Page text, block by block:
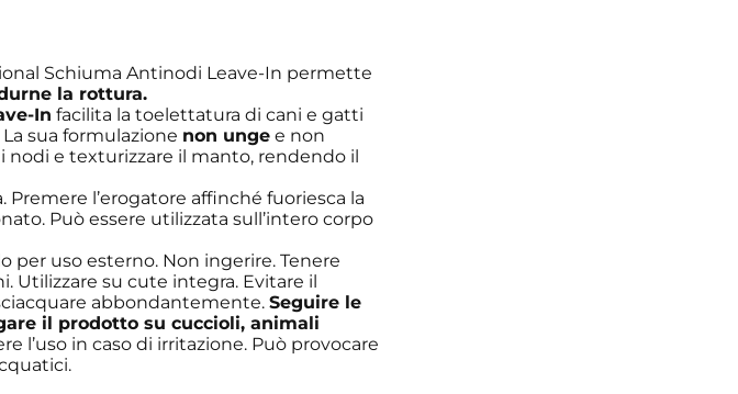
Schiuma Antinodi Leave-In permette
la rottura.
In facilita la toelettatura di cani e gatti
sua formulazione non unge e non
nodi e texturizzare il manto, rendendo il
l’erogatore affinché fuoriesca la
Può essere utilizzata sull’intero corpo
per uso esterno. Non ingerire. Tenere
Utilizzare su cute integra. Evitare il
abbondantemente.Seguire le
il prodotto su cuccioli, animali
l’uso in caso di irritazione. Può provocare